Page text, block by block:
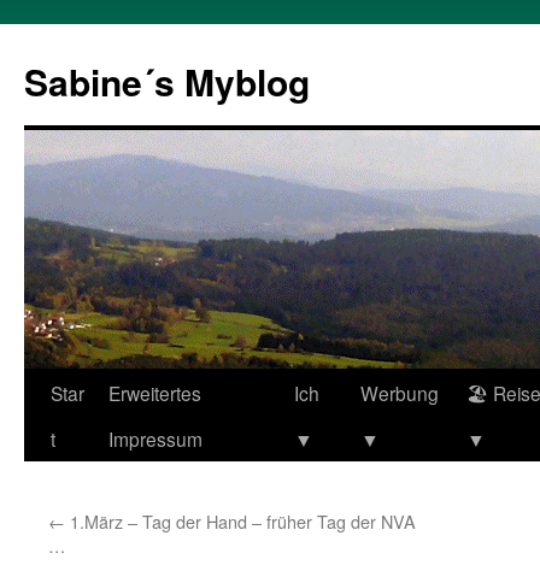
springen
Sabine´s Myblog
Star
t
Erweitertes
Impressum
Ich
▼
Werbung
▼
🏖
▼
← 1.März – Tag der Hand – früher Tag der NVA
…